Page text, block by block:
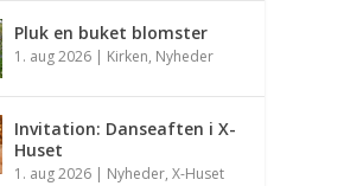
Pluk en buket blomster
1. aug 2026 | Kirken, Nyheder
Invitation: Danseaften i X-
Huset
1. aug 2026 | Nyheder,X-Huset